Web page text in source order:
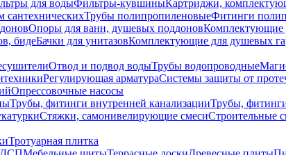
для водыФильтры-кувшиныКартриджи,
сантехническихТрубы полипропиленовыеФитинги
Опоры для ванн, душевых поддоновКомплектующие
бидеБачки для унитазовКомплектующие для душевых
Отвод и подвод водыТрубы водопроводные
Регулирующая арматураСистемы защиты от
Опрессовочные насосы
Трубы, фитинги внутренней канализацииТрубы,
Стяжки, самонивелирующие смесиСтроительные
Тротуарная плитка